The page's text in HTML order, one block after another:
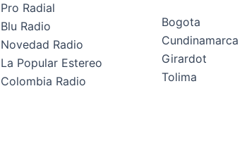
Pro Radial
Blu Radio
Novedad Radio
La Popular Estereo
Colombia Radio
Bogota
Cundinamarca
Girardot
Tolima